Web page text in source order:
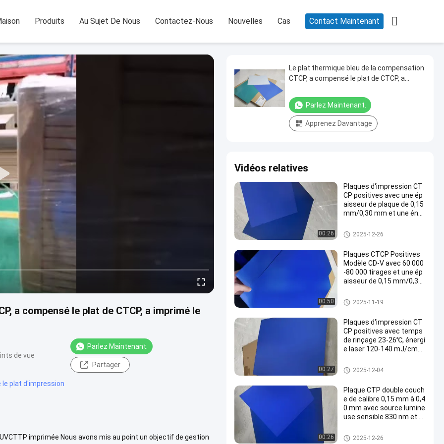
Produits Au Sujet De Nous Contactez-Nous Nouvelles Cas Contact Maintenant 
a compensé le plat de CTCP, a imprimé le
de vue
Parlez Maintenant.
Partager
le plat d'impression
imprimée Nous avons mis au point un objectif de gestion
Le plat thermique bleu de la compensation
CTCP, a compensé le plat de CTCP, a
Parlez Maintenant.
Apprenez Davantage
Vidéos relatives
00:26
Plaques d'impression CT
CP positives avec une ép
aisseur de plaque de 0,15
mm/0,30 mm et une éner
cm2 pour 60 000 à 80 000
tirages
Plaques d'impression de CTC
P
2025-12-26
00:50
Plaques CTCP Positives
Modèle CD-V avec 60 000
-80 000 tirages et une ép
aisseur de 0,15 mm/0,30
mputer To Plate
Plaques d'impression de CTC
P
2025-11-19
00:27
Plaques d'impression CT
CP positives avec temps
de rinçage 23-26℃, énergi
e laser 120-140 mJ/cm2
Plaques d'impression de CTC
P
2025-12-04
00:26
Plaque CTP double couch
e de calibre 0,15 mm à 0,4
0 mm avec source lumine
use sensible 830 nm et p
mois
Plat de la double couche PCT
2025-12-26